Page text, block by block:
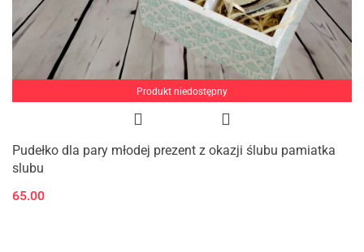
Produkt niedostępny
Pudełko dla pary młodej prezent z okazji ślubu pamiatka
slubu
65.00